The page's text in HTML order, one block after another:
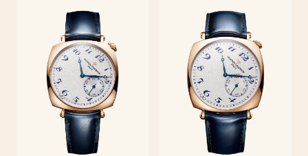
Historiques历史名作
系列
早在法国大革命之前，江诗丹顿便已不断改写高级制表的格局面貌。
Historiques历史名作系列以当代表达重新诠释品牌在美学与机械领域的
里程碑之作，彰显精妙设计的经典魅力。
探索系列